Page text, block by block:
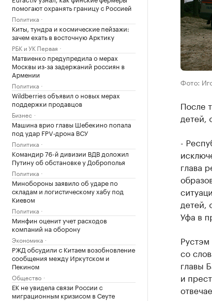
помогают охранять границу с Россией
Политика
Киты, тундра и космические пейзажи:
зачем ехать в восточную Арктику
РБК и УК Первая
Матвиенко предупредила о мерах
Москвы из-за задержаний россиян в
Армении
Политика
Wildberries объявил о новых мерах
поддержки продавцов
Бизнес
Машина врио главы Шебекино попала
под удар FPV‑дрона ВСУ
Политика
Командир 76-й дивизии ВДВ доложил
Путину об обстановке у Доброполья
Политика
Минобороны заявило об ударе по
складам и логистическому хабу под
Киевом
Политика
Минфин оценит учет расходов
компаний на оборону
Экономика
РЖД обсудили с Китаем возобновление
сообщения между Иркутском и
Пекином
Общество
ЕК не увидела связи России с
миграционным кризисом в Сеуте
Фото:
После
детей,
-
глава
детей,
Уфа в
со
главы
и